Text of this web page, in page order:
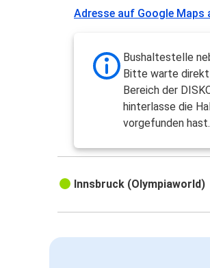
Adresse auf Google Maps
Bushaltestelle
Bitte warte
Bereich der
hinterlasse die
vorgefunden
Innsbruck (Olympiaworld)